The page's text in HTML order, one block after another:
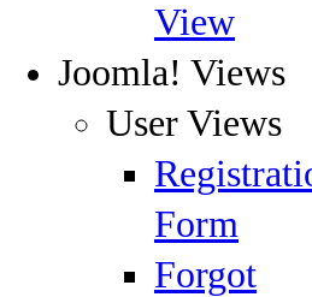
View
Joomla! Views
User Views
Form
Forgot